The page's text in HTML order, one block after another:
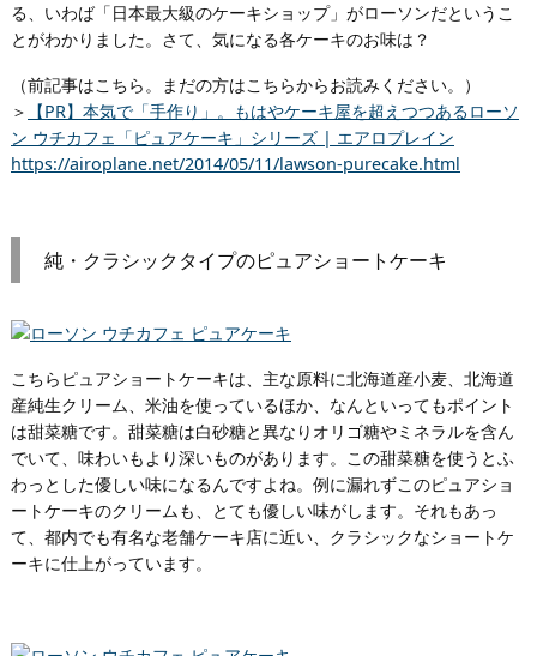
る、いわば「日本最大級のケーキショップ」がローソンだというこ
とがわかりました。さて、気になる各ケーキのお味は？
（前記事はこちら。まだの方はこちらからお読みください。）
＞ 【PR】本気で「手作り」。もはやケーキ屋を超えつつあるローソ
ン ウチカフェ「ピュアケーキ」シリーズ | エアロプレイン
https://airoplane.net/2014/05/11/lawson-purecake.html
純・クラシックタイプのピュアショートケーキ
こちらピュアショートケーキは、主な原料に北海道産小麦、北海道
産純生クリーム、米油を使っているほか、なんといってもポイント
は甜菜糖です。甜菜糖は白砂糖と異なりオリゴ糖やミネラルを含ん
でいて、味わいもより深いものがあります。この甜菜糖を使うとふ
わっとした優しい味になるんですよね。例に漏れずこのピュアショ
ートケーキのクリームも、とても優しい味がします。それもあっ
て、都内でも有名な老舗ケーキ店に近い、クラシックなショートケ
ーキに仕上がっています。